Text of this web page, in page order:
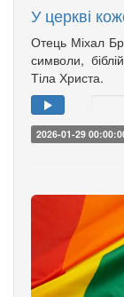
У церкві
Отець Міхал
символи,
Тіла Христа.
2026-01-29